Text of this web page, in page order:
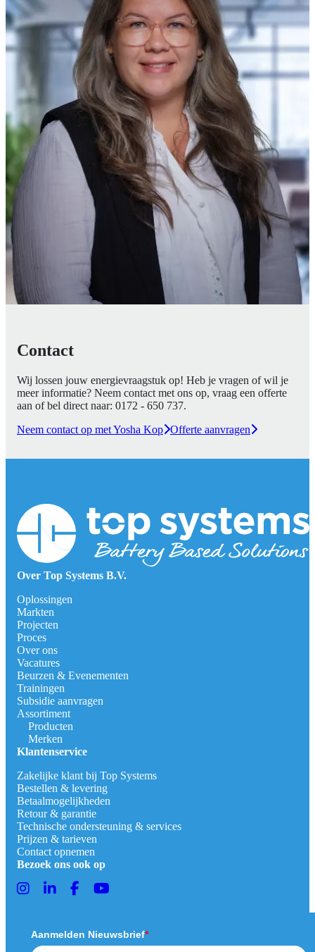
Contact
Wij lossen jouw energievraagstuk op! Heb je vragen of wil je
meer informatie? Neem contact met ons op, vraag een offerte
aan of bel direct naar: 0172 - 650 737.
Neem contact op met Yosha Kop Offerte aanvragen
Over Top Systems B.V.
Oplossingen
Markten
Projecten
Proces
Over ons
Vacatures
Beurzen & Evenementen
Trainingen
Subsidie aanvragen
Assortiment
Producten
Merken
Klantenservice
Zakelijke klant bij Top Systems
Bestellen & levering
Betaalmogelijkheden
Retour & garantie
Technische ondersteuning & services
Prijzen & tarieven
Contact opnemen
Bezoek ons ook op
Aanmelden Nieuwsbrief*